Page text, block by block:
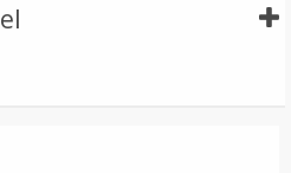
- Leopardmönster rosa